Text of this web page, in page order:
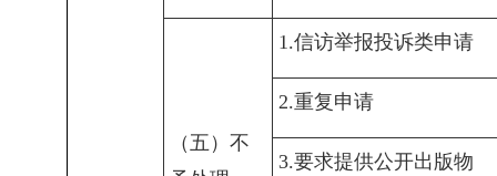
（五）不
1.信访举报投诉类申请
2.重复申请
3.要求提供公开出版物